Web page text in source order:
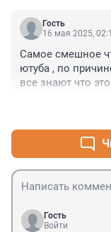
Гость
16 мая 2025,
Самое смешное
ютуба , по
все знают что
Гость
Войти